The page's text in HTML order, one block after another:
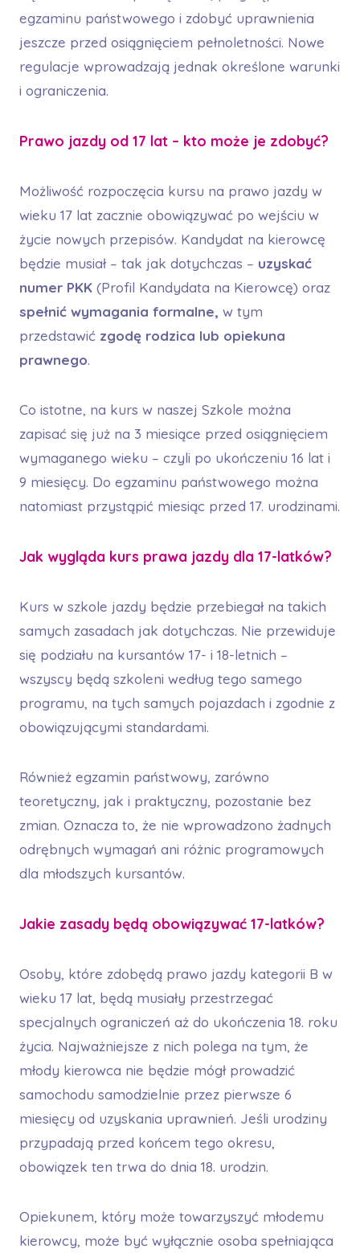
egzaminu państwowego i zdobyć uprawnienia
jeszcze przed osiągnięciem pełnoletności. Nowe
regulacje wprowadzają jednak określone warunki
i ograniczenia.
Prawo jazdy od 17 lat – kto może je zdobyć?
Możliwość rozpoczęcia kursu na prawo jazdy w
wieku 17 lat zacznie obowiązywać po wejściu w
życie nowych przepisów. Kandydat na kierowcę
będzie musiał – tak jak dotychczas – uzyskać
numer PKK (Profil Kandydata na Kierowcę) oraz
spełnić wymagania formalne, w tym
przedstawić zgodę rodzica lub opiekuna
prawnego.
Co istotne, na kurs w naszej Szkole można
zapisać się już na 3 miesiące przed osiągnięciem
wymaganego wieku – czyli po ukończeniu 16 lat i
9 miesięcy. Do egzaminu państwowego można
natomiast przystąpić miesiąc przed 17. urodzinami.
Jak wygląda kurs prawa jazdy dla 17-latków?
Kurs w szkole jazdy będzie przebiegał na takich
samych zasadach jak dotychczas. Nie przewiduje
się podziału na kursantów 17- i 18-letnich –
wszyscy będą szkoleni według tego samego
programu, na tych samych pojazdach i zgodnie z
obowiązującymi standardami.
Również egzamin państwowy, zarówno
teoretyczny, jak i praktyczny, pozostanie bez
zmian. Oznacza to, że nie wprowadzono żadnych
odrębnych wymagań ani różnic programowych
dla młodszych kursantów.
Jakie zasady będą obowiązywać 17-latków?
Osoby, które zdobędą prawo jazdy kategorii B w
wieku 17 lat, będą musiały przestrzegać
specjalnych ograniczeń aż do ukończenia 18. roku
życia. Najważniejsze z nich polega na tym, że
młody kierowca nie będzie mógł prowadzić
samochodu samodzielnie przez pierwsze 6
miesięcy od uzyskania uprawnień. Jeśli urodziny
przypadają przed końcem tego okresu,
obowiązek ten trwa do dnia 18. urodzin.
Opiekunem, który może towarzyszyć młodemu
kierowcy, może być wyłącznie osoba spełniająca